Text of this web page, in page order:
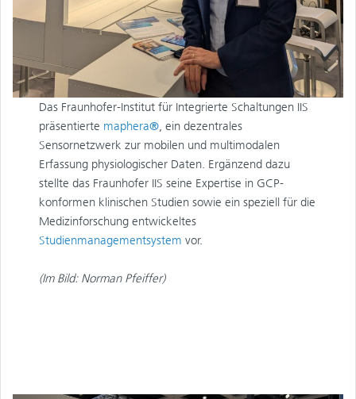
Das Fraunhofer-Institut für Integrierte Schaltungen IIS
präsentierte maphera®, ein dezentrales
Sensornetzwerk zur mobilen und multimodalen
Erfassung physiologischer Daten. Ergänzend dazu
stellte das Fraunhofer IIS seine Expertise in GCP-
konformen klinischen Studien sowie ein speziell für die
Medizinforschung entwickeltes
Studienmanagementsystem vor.
(Im Bild: Norman Pfeiffer)